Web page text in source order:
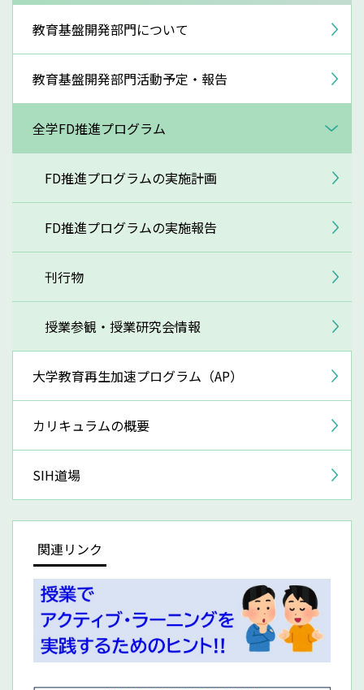
教育基盤開発部門について
教育基盤開発部門活動予定・報告
全学FD推進プログラム
FD推進プログラムの実施計画
FD推進プログラムの実施報告
刊行物
授業参観・授業研究会情報
大学教育再生加速プログラム（AP）
カリキュラムの概要
SIH道場
関連リンク